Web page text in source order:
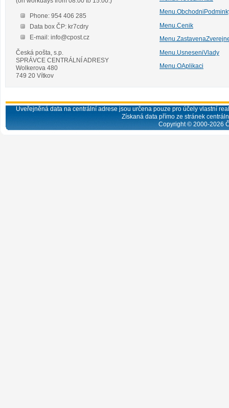
Phone: 954 406 285
Data box ČP: kr7cdry
E-mail: info@cpost.cz
Česká pošta, s.p.
SPRÁVCE CENTRÁLNÍ ADRESY
Wolkerova 480
749 20 Vítkov
Menu.Cenik
Menu.UsneseniVlady
Menu.OAplikaci
Uveřejněná data na centrální adrese jsou určena pouze pro účely vlastní
Získaná data přímo ze stránek
Copyright © 2000-2026